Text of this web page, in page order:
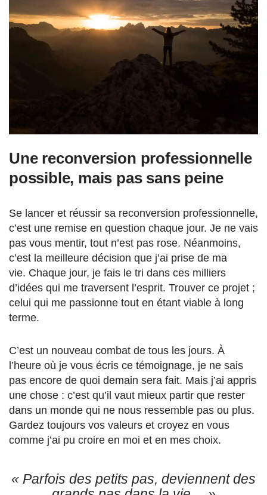
Une reconversion professionnelle
possible, mais pas sans peine
Se lancer et réussir sa reconversion professionnelle,
c’est une remise en question chaque jour. Je ne vais
pas vous mentir, tout n’est pas rose. Néanmoins,
c’est la meilleure décision que j’ai prise de ma
vie. Chaque jour, je fais le tri dans ces milliers
d’idées qui me traversent l’esprit. Trouver ce projet ;
celui qui me passionne tout en étant viable à long
terme.
C’est un nouveau combat de tous les jours. À
l’heure où je vous écris ce témoignage, je ne sais
pas encore de quoi demain sera fait. Mais j’ai appris
une chose : c’est qu’il vaut mieux partir que rester
dans un monde qui ne nous ressemble pas ou plus.
Gardez toujours vos valeurs et croyez en vous
comme j’ai pu croire en moi et en mes choix.
« Parfois des petits pas, deviennent des